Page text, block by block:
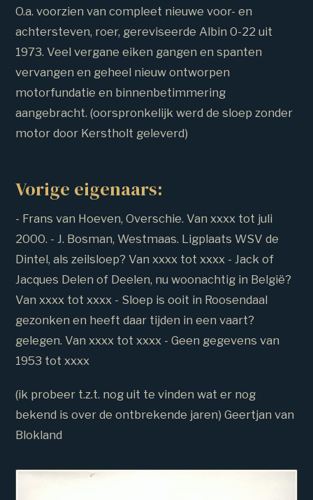
O.a. voorzien van compleet nieuwe voor- en
achtersteven, roer, gereviseerde Albin 0-22 uit
1973. Veel vergane eiken gangen en spanten
vervangen en geheel nieuw ontworpen
motorfundatie en binnenbetimmering
aangebracht. (oorspronkelijk werd de sloep zonder
motor door Kerstholt geleverd)
Vorige eigenaars:
- Frans van Hoeven, Overschie. Van xxxx tot juli
2000. - J. Bosman, Westmaas. Ligplaats WSV de
Dintel, als zeilsloep? Van xxxx tot xxxx - Jack of
Jacques Delen of Deelen, nu woonachtig in België?
Van xxxx tot xxxx - Sloep is ooit in Roosendaal
gezonken en heeft daar tijden in een vaart?
gelegen. Van xxxx tot xxxx - Geen gegevens van
1953 tot xxxx
(ik probeer t.z.t. nog uit te vinden wat er nog
bekend is over de ontbrekende jaren) Geertjan van
Blokland